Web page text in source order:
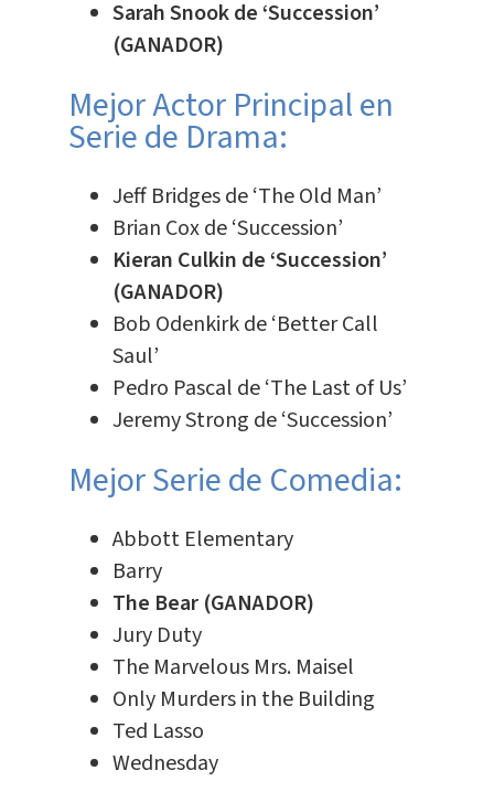
Sarah Snook de ‘Succession’
(GANADOR)
Mejor Actor Principal en
Serie de Drama:
Jeff Bridges de ‘The Old Man’
Brian Cox de ‘Succession’
Kieran Culkin de ‘Succession’
(GANADOR)
Bob Odenkirk de ‘Better Call
Saul’
Pedro Pascal de ‘The Last of Us’
Jeremy Strong de ‘Succession’
Mejor Serie de Comedia:
Abbott Elementary
Barry
The Bear (GANADOR)
Jury Duty
The Marvelous Mrs. Maisel
Only Murders in the Building
Ted Lasso
Wednesday